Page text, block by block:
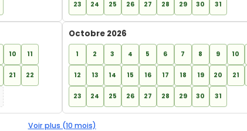
23 24 25 26 27 28 29 30 31
10 11
21 22
Octobre 2026
1 2 3 4 5 6 7 8 9 10
12 13 14 15 16 17 18 19 20 21
23 24 25 26 27 28 29 30 31
Voir plus (10 mois)